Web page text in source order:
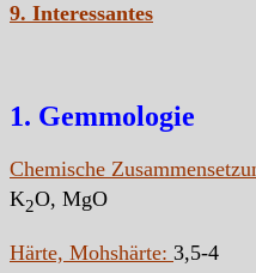
9. Interessantes
1. Gemmologie
Chemische
K2O, MgO
Härte, Mohshärte: 3,5-4